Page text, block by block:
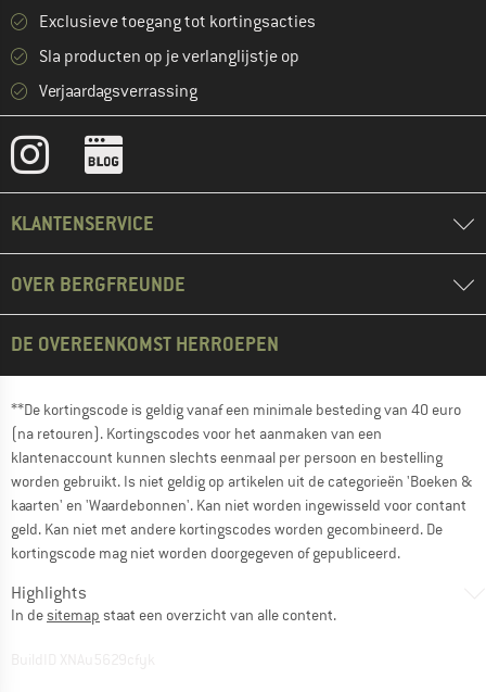
Exclusieve toegang tot kortingsacties
Sla producten op je verlanglijstje op
Verjaardagsverrassing
KLANTENSERVICE
OVER BERGFREUNDE
DE OVEREENKOMST HERROEPEN
**De kortingscode is geldig vanaf een minimale besteding van 40 euro
(na retouren). Kortingscodes voor het aanmaken van een
klantenaccount kunnen slechts eenmaal per persoon en bestelling
worden gebruikt. Is niet geldig op artikelen uit de categorieën 'Boeken &
kaarten' en 'Waardebonnen'. Kan niet worden ingewisseld voor contant
geld. Kan niet met andere kortingscodes worden gecombineerd. De
kortingscode mag niet worden doorgegeven of gepubliceerd.
Highlights
In desitemap staat een overzicht van alle content.